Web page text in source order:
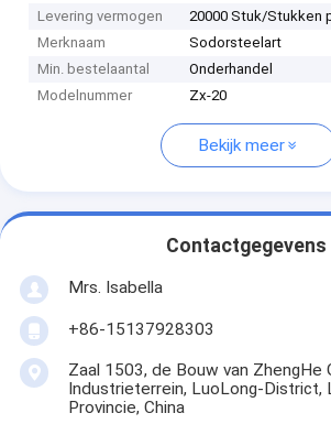
Levering vermogen
20000 Stuk/Stukken
Merknaam
Sodorsteelart
Min. bestelaantal
Onderhandel
Modelnummer
Zx-20
Bekijk meer
Contactgegevens
Mrs. Isabella
+86-15137928303
Zaal 1503, de Bouw van ZhengHe
Industrieterrein, LuoLong-District,
Provincie, China